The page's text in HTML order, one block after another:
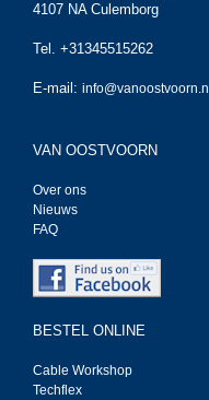
4107 NA Culemborg
Tel. +31345515262
E-mail: info@vanoostvoorn.nl
VAN OOSTVOORN
Over ons
Nieuws
FAQ
BESTEL ONLINE
Cable Workshop
Techflex